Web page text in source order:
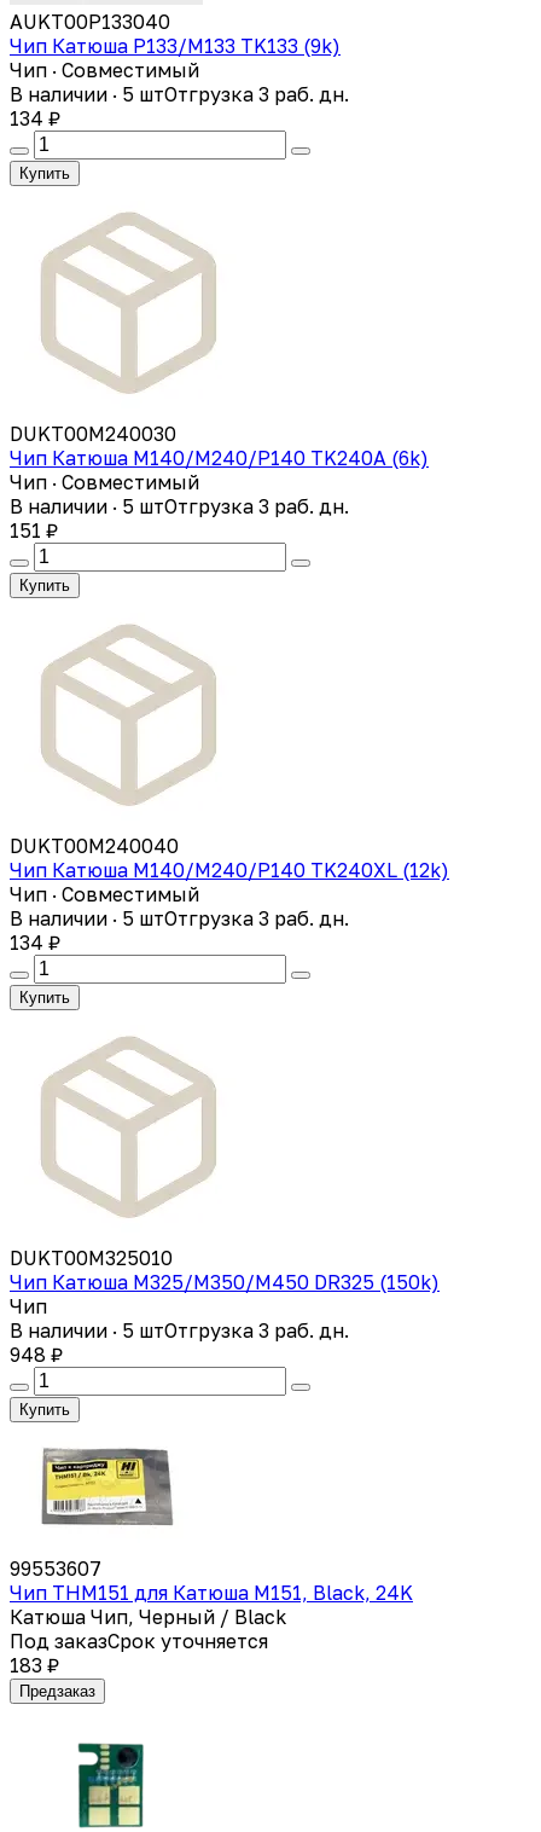
AUKT00P133040
Чип Катюша P133/M133 TK133 (9k)
Чип · Совместимый
В наличии · 5 штОтгрузка 3 раб. дн.
134 ₽
Купить
DUKT00M240030
Чип Катюша M140/M240/P140 TK240A (6k)
Чип · Совместимый
В наличии · 5 штОтгрузка 3 раб. дн.
151 ₽
Купить
DUKT00M240040
Чип Катюша M140/M240/P140 TK240XL (12k)
Чип · Совместимый
В наличии · 5 штОтгрузка 3 раб. дн.
134 ₽
Купить
DUKT00M325010
Чип Катюша M325/M350/M450 DR325 (150k)
Чип
В наличии · 5 штОтгрузка 3 раб. дн.
948 ₽
Купить
99553607
Чип THM151 для Катюша M151, Black, 24K
Катюша Чип, Черный / Black
Под заказСрок уточняется
183 ₽
Предзаказ